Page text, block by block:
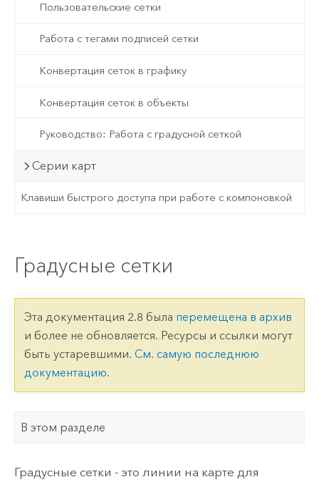
Пользовательские сетки
Работа с тегами подписей сетки
Конвертация сеток в графику
Конвертация сеток в объекты
Руководство: Работа с градусной сеткой
Серии карт
Клавиши быстрого доступа при работе с компоновкой
Градусные сетки
Эта документация 2.8 была перемещена в архив
и более не обновляется. Ресурсы и ссылки могут
быть устаревшими. См. самую последнюю
документацию.
В этом разделе
Градусные сетки - это линии на карте для